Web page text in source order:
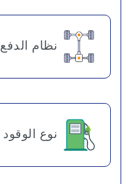
نظام الدفع
نوع الوقود